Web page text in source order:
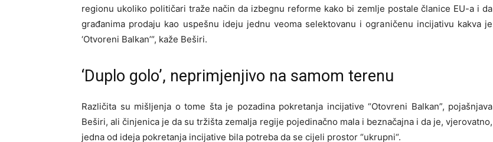
regionu ukoliko političari traže način da izbegnu reforme kako bi zemlje postale članice EU-a i da
građanima prodaju kao uspešnu ideju jednu veoma selektovanu i ograničenu incijativu kakva je
‘Otvoreni Balkan’“, kaže Beširi.
‘Duplo golo’, neprimjenjivo na samom terenu
Različita su mišljenja o tome šta je pozadina pokretanja incijative “Otovreni Balkan”, pojašnjava
Beširi, ali činjenica je da su tržišta zemalja regije pojedinačno mala i beznačajna i da je, vjerovatno,
jedna od ideja pokretanja incijative bila potreba da se cijeli prostor “ukrupni“.